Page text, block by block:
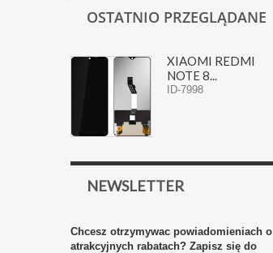
OSTATNIO PRZEGLĄDANE
XIAOMI REDMI
NOTE 8...
ID-7998
NEWSLETTER
Chcesz otrzymywac powiadomieniach o
atrakcyjnych rabatach? Zapisz się do